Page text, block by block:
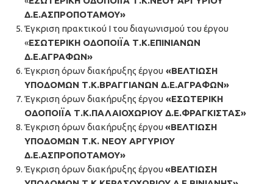
Δ.Ε.ΑΣΠΡΟΠΟΤΑΜΟΥ»
Έγκριση πρακτικού I του διαγωνισμού του έργου
«ΕΣΩΤΕΡΙΚΗ ΟΔΟΠΟΙΪΑ Τ.Κ.ΕΠΙΝΙΑΝΩΝ
Δ.Ε.ΑΓΡΑΦΩΝ»
Έγκριση όρων διακήρυξης έργου «ΒΕΛΤΙΩΣΗ
ΥΠΟΔΟΜΩΝ Τ.Κ.ΒΡΑΓΓΙΑΝΩΝ Δ.Ε.ΑΓΡΑΦΩΝ»
Έγκριση όρων διακήρυξης έργου «ΕΣΩΤΕΡΙΚΗ
ΟΔΟΠΟΙΪΑ Τ.Κ.ΠΑΛΑΙΟΧΩΡΙΟΥ Δ.Ε.ΦΡΑΓΚΙΣΤΑΣ»
Έγκριση όρων διακήρυξης έργου«ΒΕΛΤΙΩΣΗ
ΥΠΟΔΟΜΩΝ Τ.Κ. ΝΕΟΥ ΑΡΓΥΡΙΟΥ
Δ.Ε.ΑΣΠΡΟΠΟΤΑΜΟΥ»
Έγκριση όρων διακήρυξης έργου«ΒΕΛΤΙΩΣΗ